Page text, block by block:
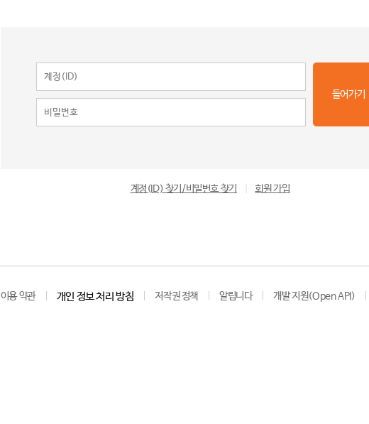
들어가기
계정(ID) 찾기/비밀번호 찾기 회원 가입
이용 약관 개인 정보 처리 방침 저작권 정책 알립니다 개발 지원(Open API)